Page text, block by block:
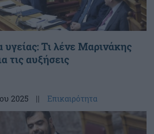
Τι λένε Μαρινάκης
τις αυξήσεις
2025 || Επικαιρότητα